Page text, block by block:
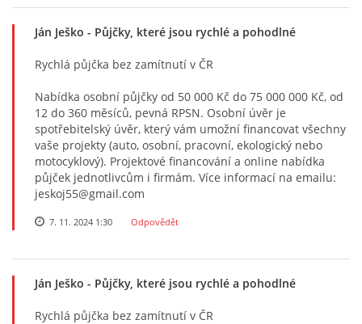
Ján Ješko - Půjčky, které jsou rychlé a pohodlné
Rychlá půjčka bez zamítnutí v ČR
Nabídka osobní půjčky od 50 000 Kč do 75 000 000 Kč, od
12 do 360 měsíců, pevná RPSN. Osobní úvěr je
spotřebitelský úvěr, který vám umožní financovat všechny
vaše projekty (auto, osobní, pracovní, ekologický nebo
motocyklový). Projektové financování a online nabídka
půjček jednotlivcům i firmám. Více informací na emailu:
jeskoj55@gmail.com
7. 11. 2024 1:30 Odpovědět
Ján Ješko - Půjčky, které jsou rychlé a pohodlné
Rychlá půjčka bez zamítnutí v ČR